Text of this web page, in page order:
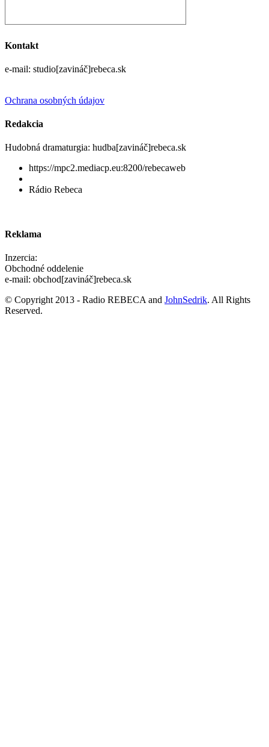
Kontakt
e-mail: studio[zavináč]rebeca.sk
Ochrana osobných údajov
Redakcia
Hudobná dramaturgia: hudba[zavináč]rebeca.sk
https://mpc2.mediacp.eu:8200/rebecaweb
Rádio Rebeca
Reklama
Inzercia:
Obchodné oddelenie
e-mail: obchod[zavináč]rebeca.sk
© Copyright 2013 - Radio REBECA and JohnSedrik. All Rights
Reserved.